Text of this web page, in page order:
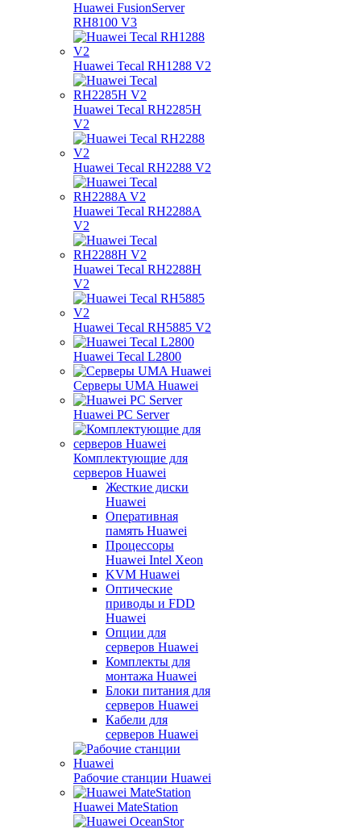
Huawei FusionServer
RH8100 V3
Huawei Tecal RH1288 V2
Huawei Tecal RH2285H
V2
Huawei Tecal RH2288 V2
Huawei Tecal RH2288A
V2
Huawei Tecal RH2288H
V2
Huawei Tecal RH5885 V2
Huawei Tecal L2800
Серверы UMA Huawei
Huawei PC Server
Комплектующие для
серверов Huawei
Жесткие диски
Huawei
Оперативная
память Huawei
Процессоры
Huawei Intel Xeon
KVM Huawei
Оптические
приводы и FDD
Huawei
Опции для
серверов Huawei
Комплекты для
монтажа Huawei
Блоки питания для
серверов Huawei
Кабели для
серверов Huawei
Рабочие станции Huawei
Huawei MateStation